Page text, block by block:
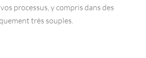
processus, y compris dans des
très souples.